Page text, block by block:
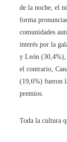
de la noche, el
forma
comunidades
interés por la
y León (30,4%),
el contrario,
(19,6%) fueron
premios.
Toda la cultura